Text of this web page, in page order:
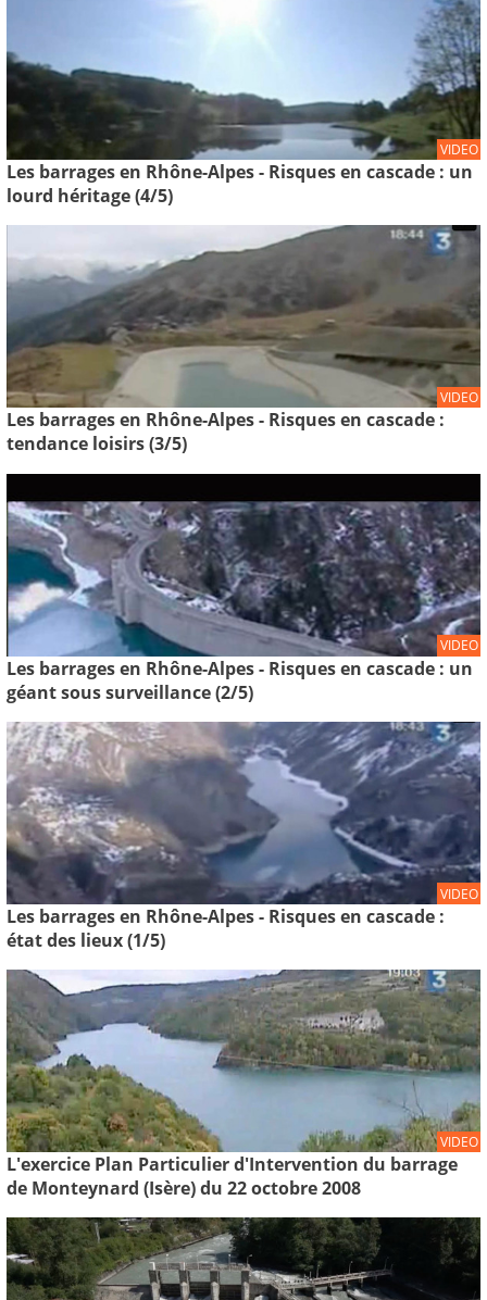
VIDEO
Les barrages en Rhône-Alpes - Risques en cascade : un
lourd héritage (4/5)
VIDEO
Les barrages en Rhône-Alpes - Risques en cascade :
tendance loisirs (3/5)
VIDEO
Les barrages en Rhône-Alpes - Risques en cascade : un
géant sous surveillance (2/5)
VIDEO
Les barrages en Rhône-Alpes - Risques en cascade :
état des lieux (1/5)
VIDEO
L'exercice Plan Particulier d'Intervention du barrage
de Monteynard (Isère) du 22 octobre 2008